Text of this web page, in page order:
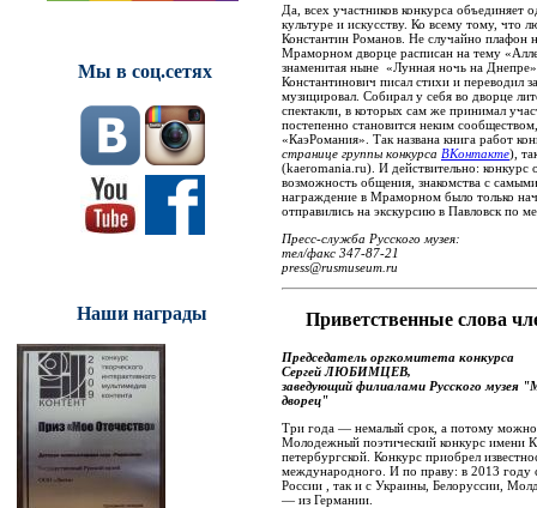
Мы в соц.сетях
Наши награды
Да, всех участников конкурса
культуре и искусству. Ко всему тому, что
Константин Романов. Не случайно плафон
Мраморном дворце расписан на тему
знаменитая ныне «Лунная ночь на
Константинович писал стихи и переводил
музицировал. Собирал у себя во дворце
спектакли, в которых сам же принимал
постепенно становится неким
«КаэРомания». Так названа книга работ
странице группы конкурса ВКонтакте),
(kaeromania.ru). И действительно: конкурс
возможность общения, знакомства с
награждение в Мраморном было только
отправились на экскурсию в Павловск по
Пресс-служба Русского музея:
тел/факс 347-87-21
press@rusmuseum.ru
Приветственные слова
Председатель оргкомитета конкурса
Сергей ЛЮБИМЦЕВ,
заведующий филиалами Русского музея
дворец"
Три года — немалый срок, а потому можно
Молодежный поэтический конкурс имени
петербургской. Конкурс приобрел
международного. И по праву: в 2013 году
России , так и с Украины, Белоруссии,
— из Германии.